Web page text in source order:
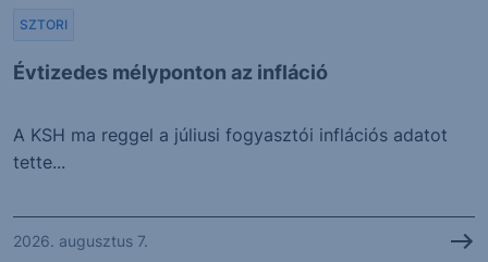
Évtizedes mélyponton az infláció
SZTORI
A KSH ma reggel a júliusi fogyasztói inflációs adatot
tette...
2026. augusztus 7.